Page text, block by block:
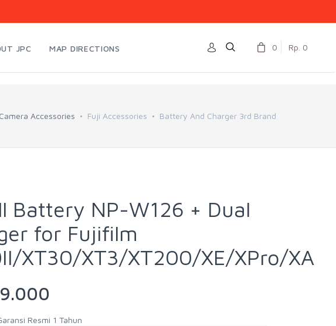
JPC MAP DIRECTIONS 0 Rp. 0
Camera Accessories Fuji Accessories Battery And Charger 3rd Brand
Battery NP-W126 + Dual
for Fujifilm
XT30/XT3/XT200/XE/XPro/XA
Resmi 1 Tahun